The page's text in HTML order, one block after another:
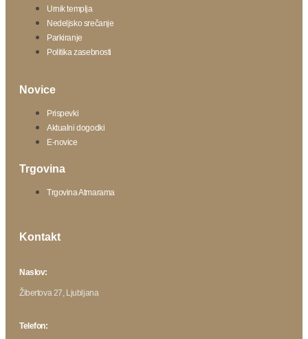
Urnik templja
Nedeljsko srečanje
Parkiranje
Politika zasebnosti
Novice
Prispevki
Aktualni dogodki
E-novice
Trgovina
Trgovina Atmarama
Kontakt
Naslov:
Žibertova 27, Ljubljana
Telefon: